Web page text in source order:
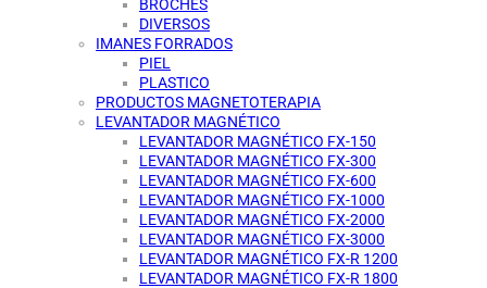
BROCHES
DIVERSOS
IMANES FORRADOS
PIEL
PLASTICO
PRODUCTOS MAGNETOTERAPIA
LEVANTADOR MAGNÉTICO
LEVANTADOR MAGNÉTICO FX-150
LEVANTADOR MAGNÉTICO FX-300
LEVANTADOR MAGNÉTICO FX-600
LEVANTADOR MAGNÉTICO FX-1000
LEVANTADOR MAGNÉTICO FX-2000
LEVANTADOR MAGNÉTICO FX-3000
LEVANTADOR MAGNÉTICO FX-R 1200
LEVANTADOR MAGNÉTICO FX-R 1800